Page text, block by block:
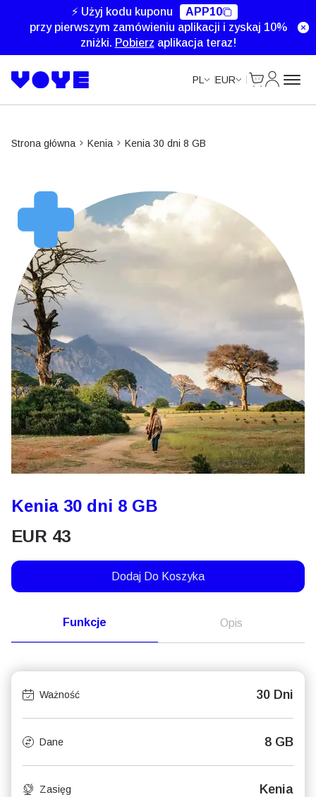
⚡ Użyj kodu kuponu
APP10
przy pierwszym zamówieniu aplikacji i zyskaj 10%
zniżki. Pobierz aplikacja teraz!
PL EUR
Strona główna Kenia Kenia 30 dni 8 GB
Kenia 30 dni 8 GB
EUR 43
Dodaj Do Koszyka
Funkcje Opis
Ważność 30 Dni
Dane 8 GB
Zasięg Kenia